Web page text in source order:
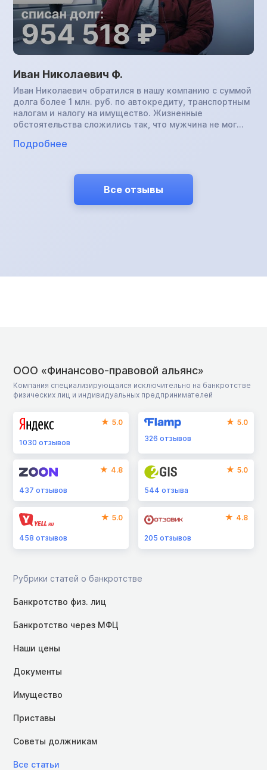
Иван Николаевич Ф.
Иван Николаевич обратился в нашу компанию с суммой
долга более 1 млн. руб. по автокредиту, транспортным
налогам и налогу на имущество. Жизненные
обстоятельства сложились так, что мужчина не мог
машину в счет погашения задолженности, но получил
ФССП, однако сделать это тоже не удалось. Знакомая
мужчины прошла процедуру банкротства в нашей
компании и он решил последовать ее примеру.
Подробнее
Все отзывы
ООО «Финансово-правовой альянс»
Компания специализирующаяся исключительно на банкротстве
физических лиц и индивидуальных предпринимателей
5.0
1030 отзывов
5.0
326отзывов
4.8
437 отзывов
5.0
544отзыва
5.0
458 отзывов
4.8
205отзывов
Рубрики статей о банкротстве
Банкротство физ. лиц
Банкротство через МФЦ
Наши цены
Документы
Имущество
Приставы
Советы должникам
Все статьи